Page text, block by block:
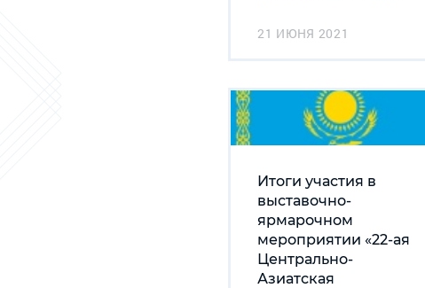
21 ИЮНЯ 2021
Итоги участия в
выставочно-
ярмарочном
мероприятии «22-ая
Центрально-
Азиатская